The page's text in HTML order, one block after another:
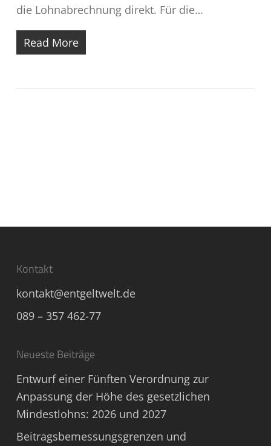
die Lohnabrechnung direkt. Für die…
Read More
Kontakt
kontakt@entgeltwelt.de
089 – 357 462-77
Neueste Beiträge
Entwurf einer Fünften Verordnung zur
Anpassung der Höhe des gesetzlichen
Mindestlohns: 2026 und 2027
Beitragsbemessungsgrenzen und